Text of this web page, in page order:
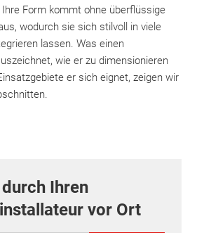
Form kommt ohne überflüssige
wodurch sie sich stilvoll in viele
lassen. Was einen
wie er zu dimensionieren
er sich eignet, zeigen wir
Ihren
vor Ort